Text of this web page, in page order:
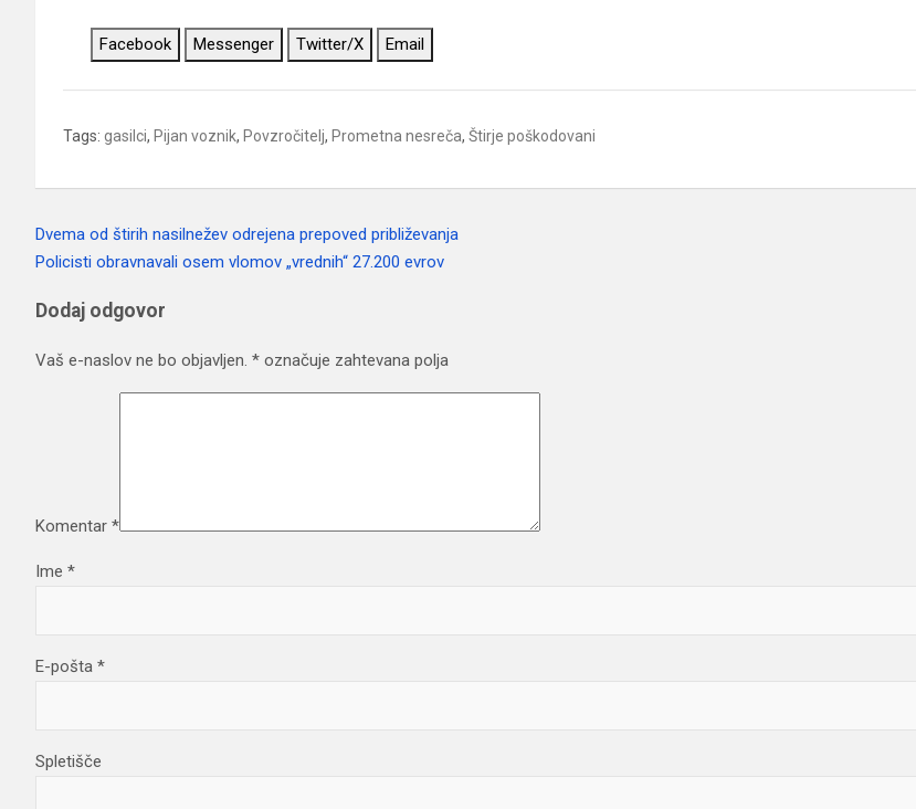
Facebook Messenger Twitter/X Email
Tags: gasilci, Pijan voznik, Povzročitelj, Prometna nesreča, Štirje poškodovani
Navigacija
Dvema od štirih nasilnežev odrejena prepoved približevanja
Policisti obravnavali osem vlomov „vrednih“ 27.200 evrov
Dodaj odgovor
Vaš e-naslov ne bo objavljen. * označuje zahtevana polja
Komentar *
Ime *
E-pošta *
Spletišče